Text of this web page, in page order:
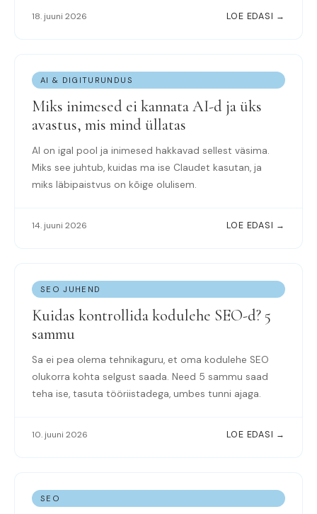
18. juuni 2026 LOE EDASI →
AI & DIGITURUNDUS
Miks inimesed ei kannata AI-d ja üks
avastus, mis mind üllatas
AI on igal pool ja inimesed hakkavad sellest väsima.
Miks see juhtub, kuidas ma ise Claudet kasutan, ja
miks läbipaistvus on kõige olulisem.
14. juuni 2026 LOE EDASI →
SEO JUHEND
Kuidas kontrollida kodulehe SEO-d? 5
sammu
Sa ei pea olema tehnikaguru, et oma kodulehe SEO
olukorra kohta selgust saada. Need 5 sammu saad
teha ise, tasuta tööriistadega, umbes tunni ajaga.
10. juuni 2026 LOE EDASI →
SEO